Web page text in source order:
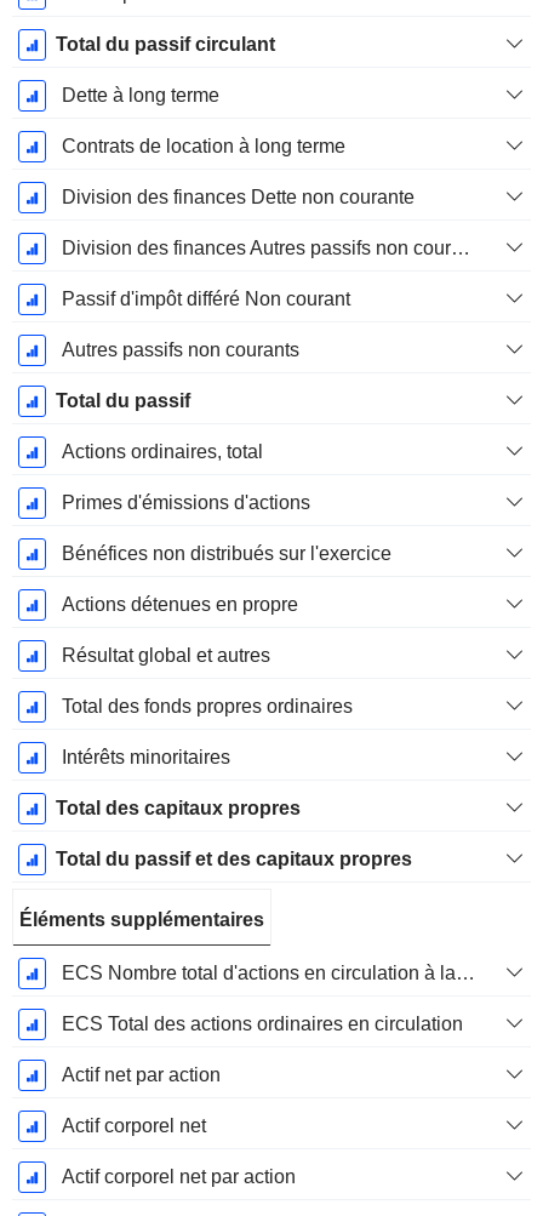
Total du passif circulant
Dette à long terme
Contrats de location à long terme
Division des finances Dette non courante
Division des finances Autres passifs non courants, total
Passif d'impôt différé Non courant
Autres passifs non courants
Total du passif
Actions ordinaires, total
Primes d'émissions d'actions
Bénéfices non distribués sur l'exercice
Actions détenues en propre
Résultat global et autres
Total des fonds propres ordinaires
Intérêts minoritaires
Total des capitaux propres
Total du passif et des capitaux propres
Éléments supplémentaires
ECS Nombre total d'actions en circulation à la date de dépôt
ECS Total des actions ordinaires en circulation
Actif net par action
Actif corporel net
Actif corporel net par action